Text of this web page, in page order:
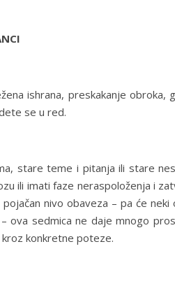
ishrana, preskakanje obroka,
se u red.
stare teme i pitanja ili stare
ili imati faze neraspoloženja i
nivo obaveza – pa će
ova sedmica ne daje mnogo
konkretne poteze.